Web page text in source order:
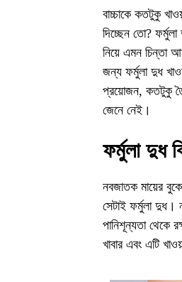
বাচ্চাকে কতটুকু
দিচ্ছেন তো? ফর্মুলা
নিয়ে এমন চিন্তা
জন্য ফর্মুলা দুধ
প্রয়োজন, কতটুকু
জেনে নেই।
ফর্মুলা দুধ
নবজাতক মায়ের
সেটাই ফর্মুলা দুধ।
পানিশূন্যতা থেকে
খাবার এবং এটি